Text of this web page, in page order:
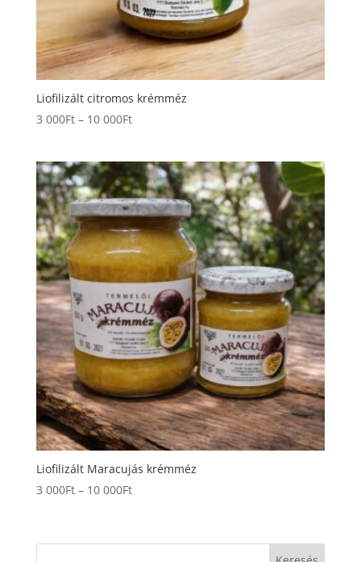
Liofilizált citromos krémméz
3 000Ft – 10 000FtÁrtartomány:
-
10
000Ft
Liofilizált Maracujás krémméz
3 000Ft – 10 000FtÁrtartomány:
-